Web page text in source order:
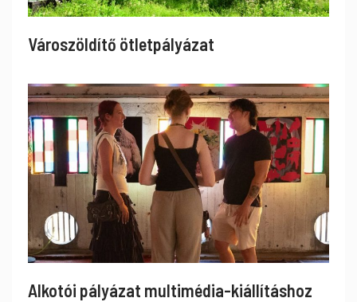
Városzöldítő ötletpályázat
Alkotói pályázat multimédia-kiállításhoz